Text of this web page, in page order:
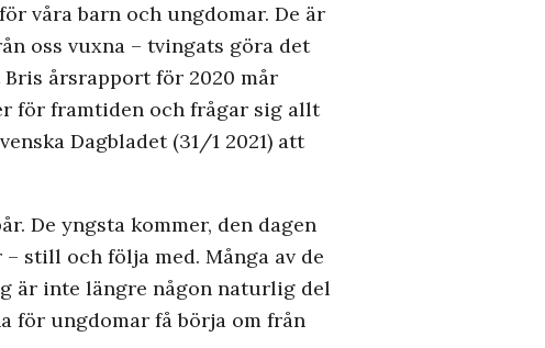
våra barn och ungdomar. De är
oss vuxna – tvingats göra det
årsrapport för 2020 mår
för framtiden och frågar sig allt
Dagbladet (31/1 2021) att
De yngsta kommer, den dagen
still och följa med. Många av de
är inte längre någon naturlig del
för ungdomar få börja om från